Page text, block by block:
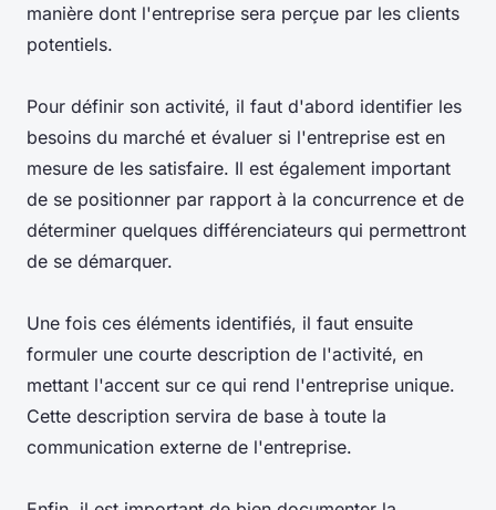
manière dont l'entreprise sera perçue par les clients
potentiels.
Pour définir son activité, il faut d'abord identifier les
besoins du marché et évaluer si l'entreprise est en
mesure de les satisfaire. Il est également important
de se positionner par rapport à la concurrence et de
déterminer quelques différenciateurs qui permettront
de se démarquer.
Une fois ces éléments identifiés, il faut ensuite
formuler une courte description de l'activité, en
mettant l'accent sur ce qui rend l'entreprise unique.
Cette description servira de base à toute la
communication externe de l'entreprise.